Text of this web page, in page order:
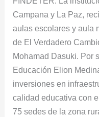
Campana y La Paz,
aulas escolares y aula
de El Verdadero
Mohamad Dasuki. Por
Educación Elion
inversiones en
calidad educativa con
75 sedes de la zona
de
Maicao